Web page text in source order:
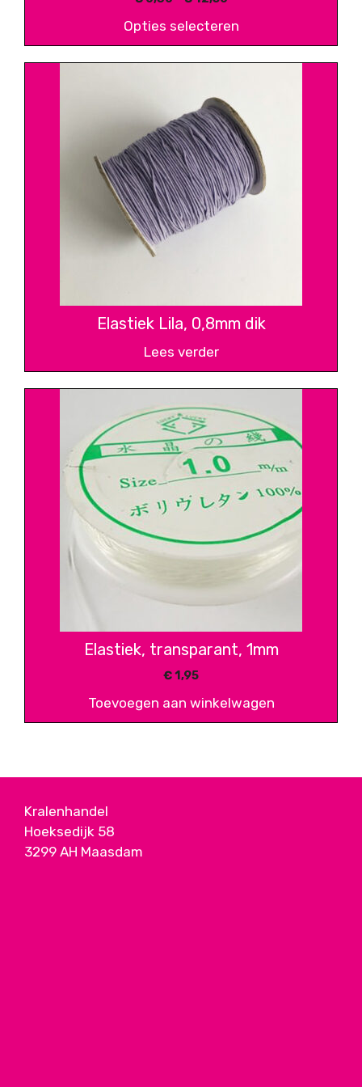
tot
€ 12,50
Opties selecteren
Elastiek Lila, 0,8mm dik
Lees verder
Elastiek, transparant, 1mm
€1,95
Toevoegen aan winkelwagen
Kralenhandel
Hoeksedijk 58
3299 AH Maasdam